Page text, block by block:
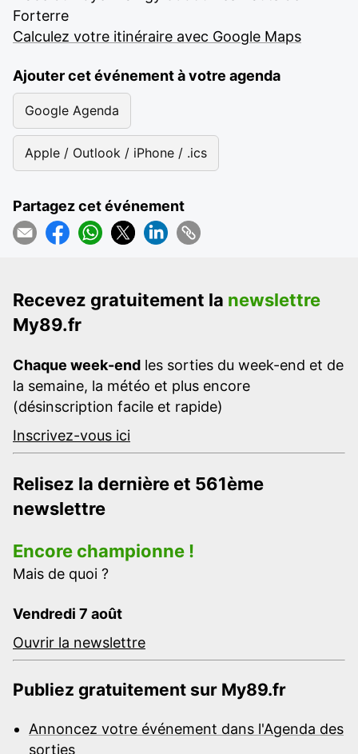
Forterre
Calculez votre itinéraire avec Google Maps
Ajouter cet événement à votre agenda
Google Agenda
Apple / Outlook / iPhone / .ics
Partagez cet événement
Recevez gratuitement la newslettre
My89.fr
Chaque week-end les sorties du week-end et de
la semaine, la météo et plus encore
(désinscription facile et rapide)
Inscrivez-vous ici
Relisez la dernière et 561ème
newslettre
Encore championne !
Mais de quoi ?
Vendredi 7 août
Ouvrir la newslettre
Publiez gratuitement sur My89.fr
Annoncez votre événement dans l'Agenda des
sorties